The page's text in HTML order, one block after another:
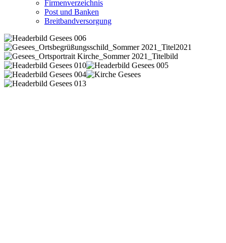
Firmenverzeichnis
Post und Banken
Breitbandversorgung